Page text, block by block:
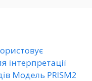
інтерпретації
Модель PRISM2